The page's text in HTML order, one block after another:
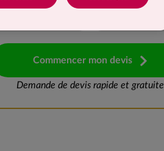
Commencer mon devis
Demande de devis rapide et gratuite